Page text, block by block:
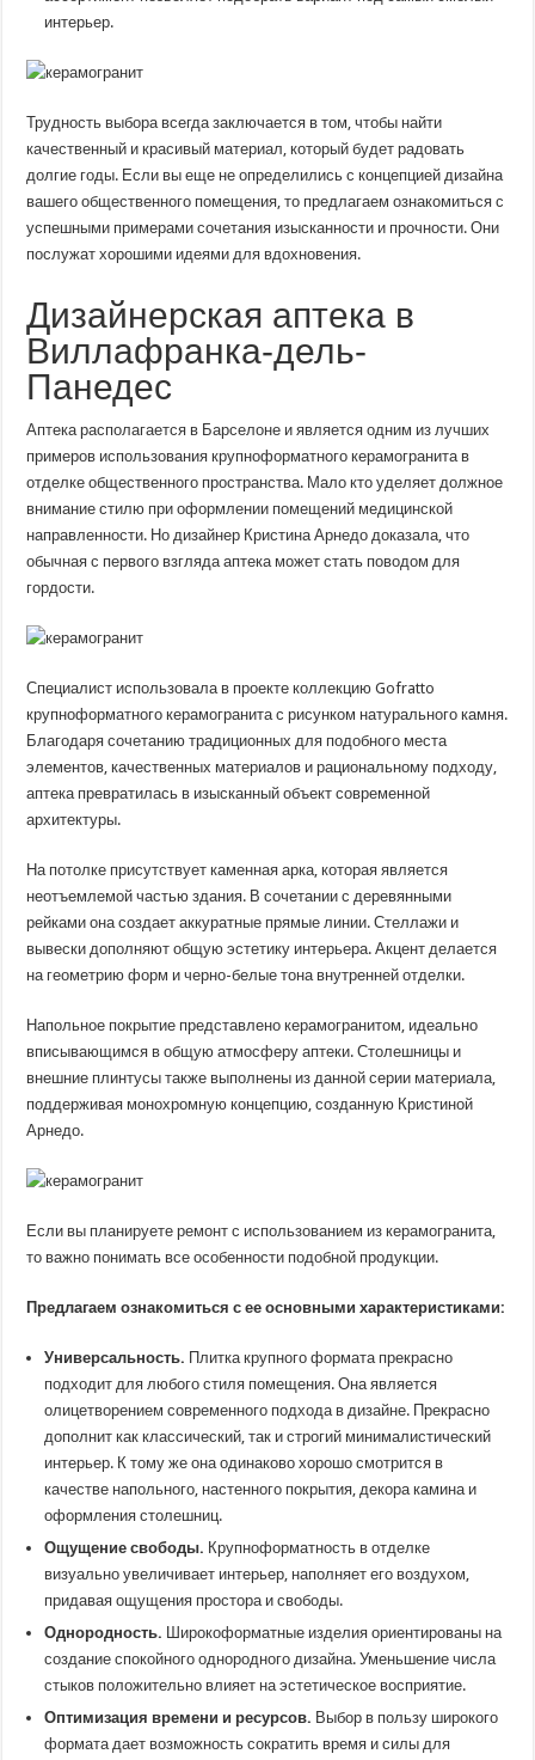
интерьер.
Трудность выбора всегда заключается в том, чтобы найти
качественный и красивый материал, который будет радовать
долгие годы. Если вы еще не определились с концепцией дизайна
вашего общественного помещения, то предлагаем ознакомиться с
успешными примерами сочетания изысканности и прочности. Они
послужат хорошими идеями для вдохновения.
Дизайнерская аптека в
Виллафранка-дель-
Панедес
Аптека располагается в Барселоне и является одним из лучших
примеров использования крупноформатного керамогранита в
отделке общественного пространства. Мало кто уделяет должное
внимание стилю при оформлении помещений медицинской
направленности. Но дизайнер Кристина Арнедо доказала, что
обычная с первого взгляда аптека может стать поводом для
гордости.
Специалист использовала в проекте коллекцию Gofratto
крупноформатного керамогранита с рисунком натурального камня.
Благодаря сочетанию традиционных для подобного места
элементов, качественных материалов и рациональному подходу,
аптека превратилась в изысканный объект современной
архитектуры.
На потолке присутствует каменная арка, которая является
неотъемлемой частью здания. В сочетании с деревянными
рейками она создает аккуратные прямые линии. Стеллажи и
вывески дополняют общую эстетику интерьера. Акцент делается
на геометрию форм и черно-белые тона внутренней отделки.
Напольное покрытие представлено керамогранитом, идеально
вписывающимся в общую атмосферу аптеки. Столешницы и
внешние плинтусы также выполнены из данной серии материала,
поддерживая монохромную концепцию, созданную Кристиной
Арнедо.
Если вы планируете ремонт с использованием из керамогранита,
то важно понимать все особенности подобной продукции.
Предлагаем ознакомиться с ее основными характеристиками:
Универсальность. Плитка крупного формата прекрасно
подходит для любого стиля помещения. Она является
олицетворением современного подхода в дизайне. Прекрасно
дополнит как классический, так и строгий минималистический
интерьер. К тому же она одинаково хорошо смотрится в
качестве напольного, настенного покрытия, декора камина и
оформления столешниц.
Ощущение свободы. Крупноформатность в отделке
визуально увеличивает интерьер, наполняет его воздухом,
придавая ощущения простора и свободы.
Однородность. Широкоформатные изделия ориентированы на
создание спокойного однородного дизайна. Уменьшение числа
стыков положительно влияет на эстетическое восприятие.
Оптимизация времени и ресурсов. Выбор в пользу широкого
формата дает возможность сократить время и силы для